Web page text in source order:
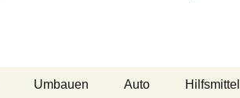
Umbauen Auto Hilfsmittel